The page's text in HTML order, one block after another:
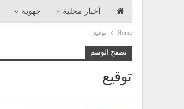
أخبار محلية جهوية
Home توقيع
تصفح الوسم
توقيع